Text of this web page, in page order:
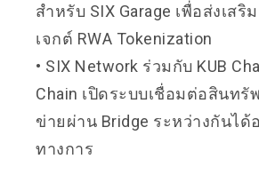
สำหรับ SIX Garage เพื่อส่งเส
เจกต์ RWA Tokenization
• SIX Network ร่วมกับ KUB
Chain เปิดระบบเชื่อมต่อสินทรั
ข่ายผ่าน Bridge ระหว่างกันได้
ทางการ